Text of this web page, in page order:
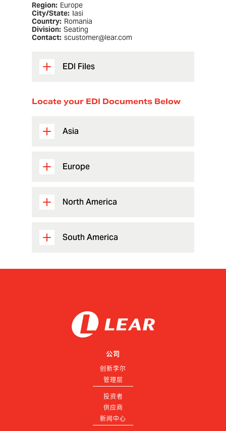
Region: Europe
City/State: Iasi
Country: Romania
Division: Seating
Contact: scustomer@lear.com
EDI Files
Locate your EDI Documents Below
Asia
Europe
North America
South America
公司
创新李尔
管理层
投资者
供应商
新闻中心